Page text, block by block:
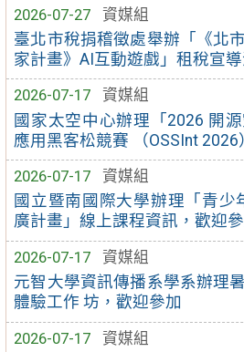
2026-07-27
資媒組
臺北市稅捐稽徵處舉辦「《北
家計畫》AI互動遊戲」租稅宣
2026-07-17
資媒組
國家太空中心辦理「2026 開
應用黑客松競賽 （OSSInt
2026-07-17
資媒組
國立暨南國際大學辦理「青少
廣計畫」線上課程資訊，歡迎
2026-07-17
資媒組
元智大學資訊傳播系學系辦理
體驗工作 坊，歡迎參加
2026-07-17
資媒組